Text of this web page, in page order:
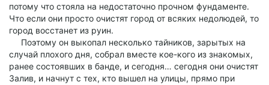
потому что стояла на недостаточно прочном фундаменте.
Что если они просто очистят город от всяких недолюдей, то
город восстанет из руин.
Поэтому он выкопал несколько тайников, зарытых на
случай плохого дня, собрал вместе кое-кого из знакомых,
ранее состоявших в банде, и сегодня… сегодня они очистят
Залив, и начнут с тех, кто вышел на улицы, прямо при